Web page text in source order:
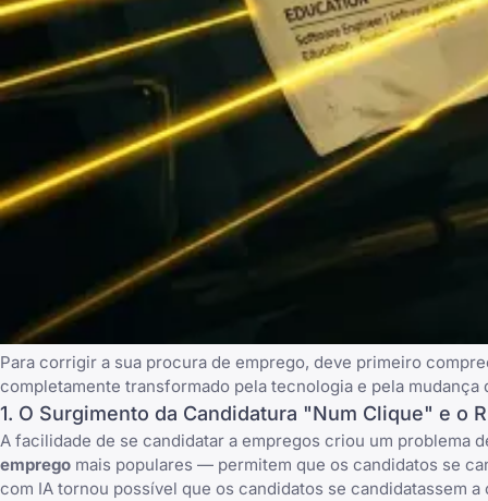
Para corrigir a sua procura de emprego, deve primeiro
completamente transformado pela tecnologia e pela
1. O Surgimento da Candidatura "Num Clique" e o
A facilidade de se candidatar a empregos criou um problema
emprego mais populares — permitem que os candidatos se
com IA tornou possível que os candidatos se candidatassem